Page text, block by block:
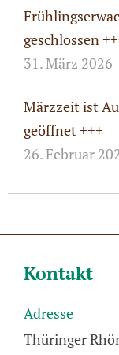
geschlossen
31. März 2026
Märzzeit ist
geöffnet +++
26. Februar
Kontakt
Adresse
Thüringer